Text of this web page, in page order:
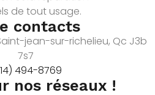
de tout usage.
contacts
jean-sur-richelieu, Qc J3b
7s7
494-8769
nos réseaux !